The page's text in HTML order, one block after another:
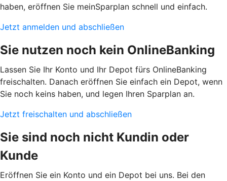
haben, eröffnen Sie meinSparplan schnell und einfach.
Jetzt anmelden und abschließen
Sie nutzen noch kein OnlineBanking
Lassen Sie Ihr Konto und Ihr Depot fürs OnlineBanking
freischalten. Danach eröffnen Sie einfach ein Depot, wenn
Sie noch keins haben, und legen Ihren Sparplan an.
Jetzt freischalten und abschließen
Sie sind noch nicht Kundin oder
Kunde
Eröffnen Sie ein Konto und ein Depot bei uns. Bei den